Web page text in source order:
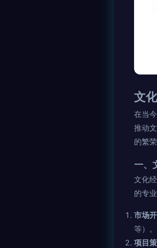
文
在当
推动
的繁
一、
文化
的专
市场
等）。
项目